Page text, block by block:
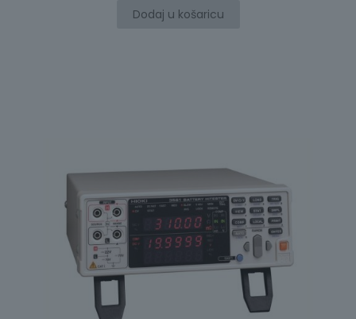
Dodaj u košaricu